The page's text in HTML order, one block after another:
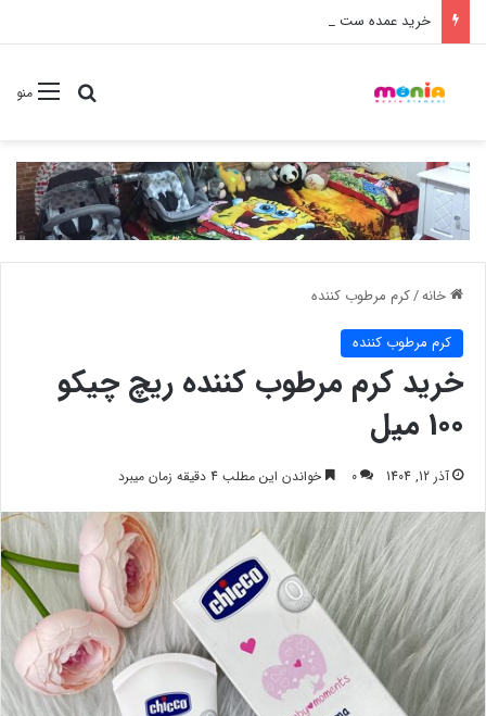
خرید عمده ست مانیکور نوزاد خارجی
منوجستجو
خانه/کرم مرطوب کننده
کرم مرطوب کننده
خرید کرم مرطوب کننده ریچ چیکو
100 میل
آذر 12, 1404 0 خواندن این مطلب 4 دقیقه زمان میبرد